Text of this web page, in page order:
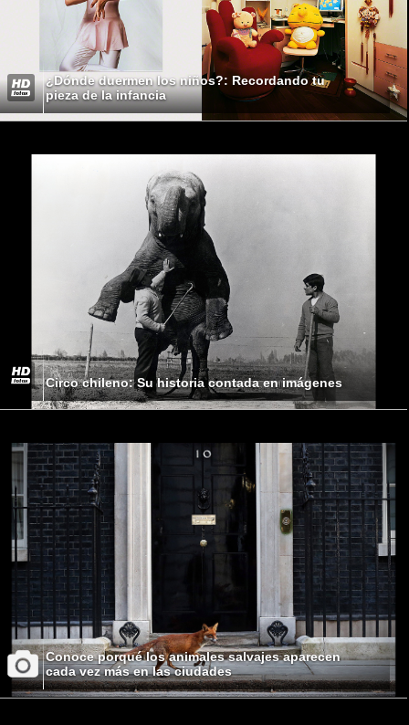
¿Dónde duermen los niños?: Recordando tu
pieza de la infancia
Circo chileno: Su historia contada en imágenes
Conoce porqué los animales salvajes aparecen
cada vez más en las ciudades